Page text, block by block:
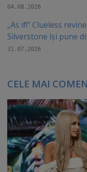
04.08.2026
„As if!” Clueless
Silverstone își pune
31.07.2026
CELE MAI